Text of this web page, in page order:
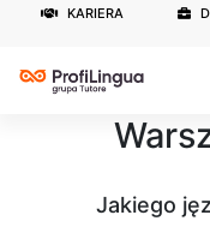
KARIERA
Jakiego